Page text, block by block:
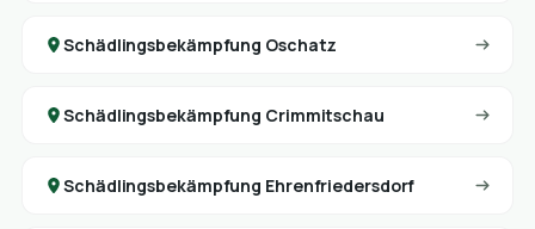
Schädlingsbekämpfung Oschatz
Schädlingsbekämpfung Crimmitschau
Schädlingsbekämpfung Ehrenfriedersdorf